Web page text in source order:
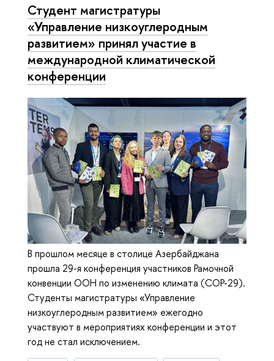
Студент магистратуры
«Управление низкоуглеродным
развитием» принял участие в
международной климатической
конференции
В прошлом месяце в столице Азербайджана
прошла 29-я конференция участников Рамочной
конвенции ООН по изменению климата (СОР-29).
Студенты магистратуры «Управление
низкоуглеродным развитием» ежегодно
участвуют в мероприятиях конференции и этот
год не стал исключением.